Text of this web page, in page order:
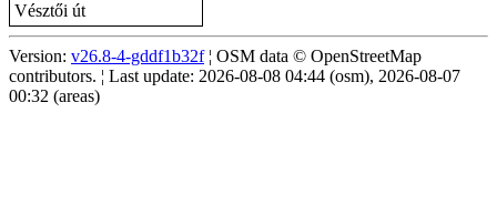
Vésztői út
Version: v26.8-4-gddf1b32f¦ OSM data © OpenStreetMap
contributors. ¦ Last update: 2026-08-08 04:44 (osm), 2026-08-07
00:32 (areas)